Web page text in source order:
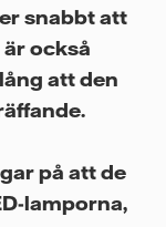
snabbt att
är också
att den
på att de
lamporna,